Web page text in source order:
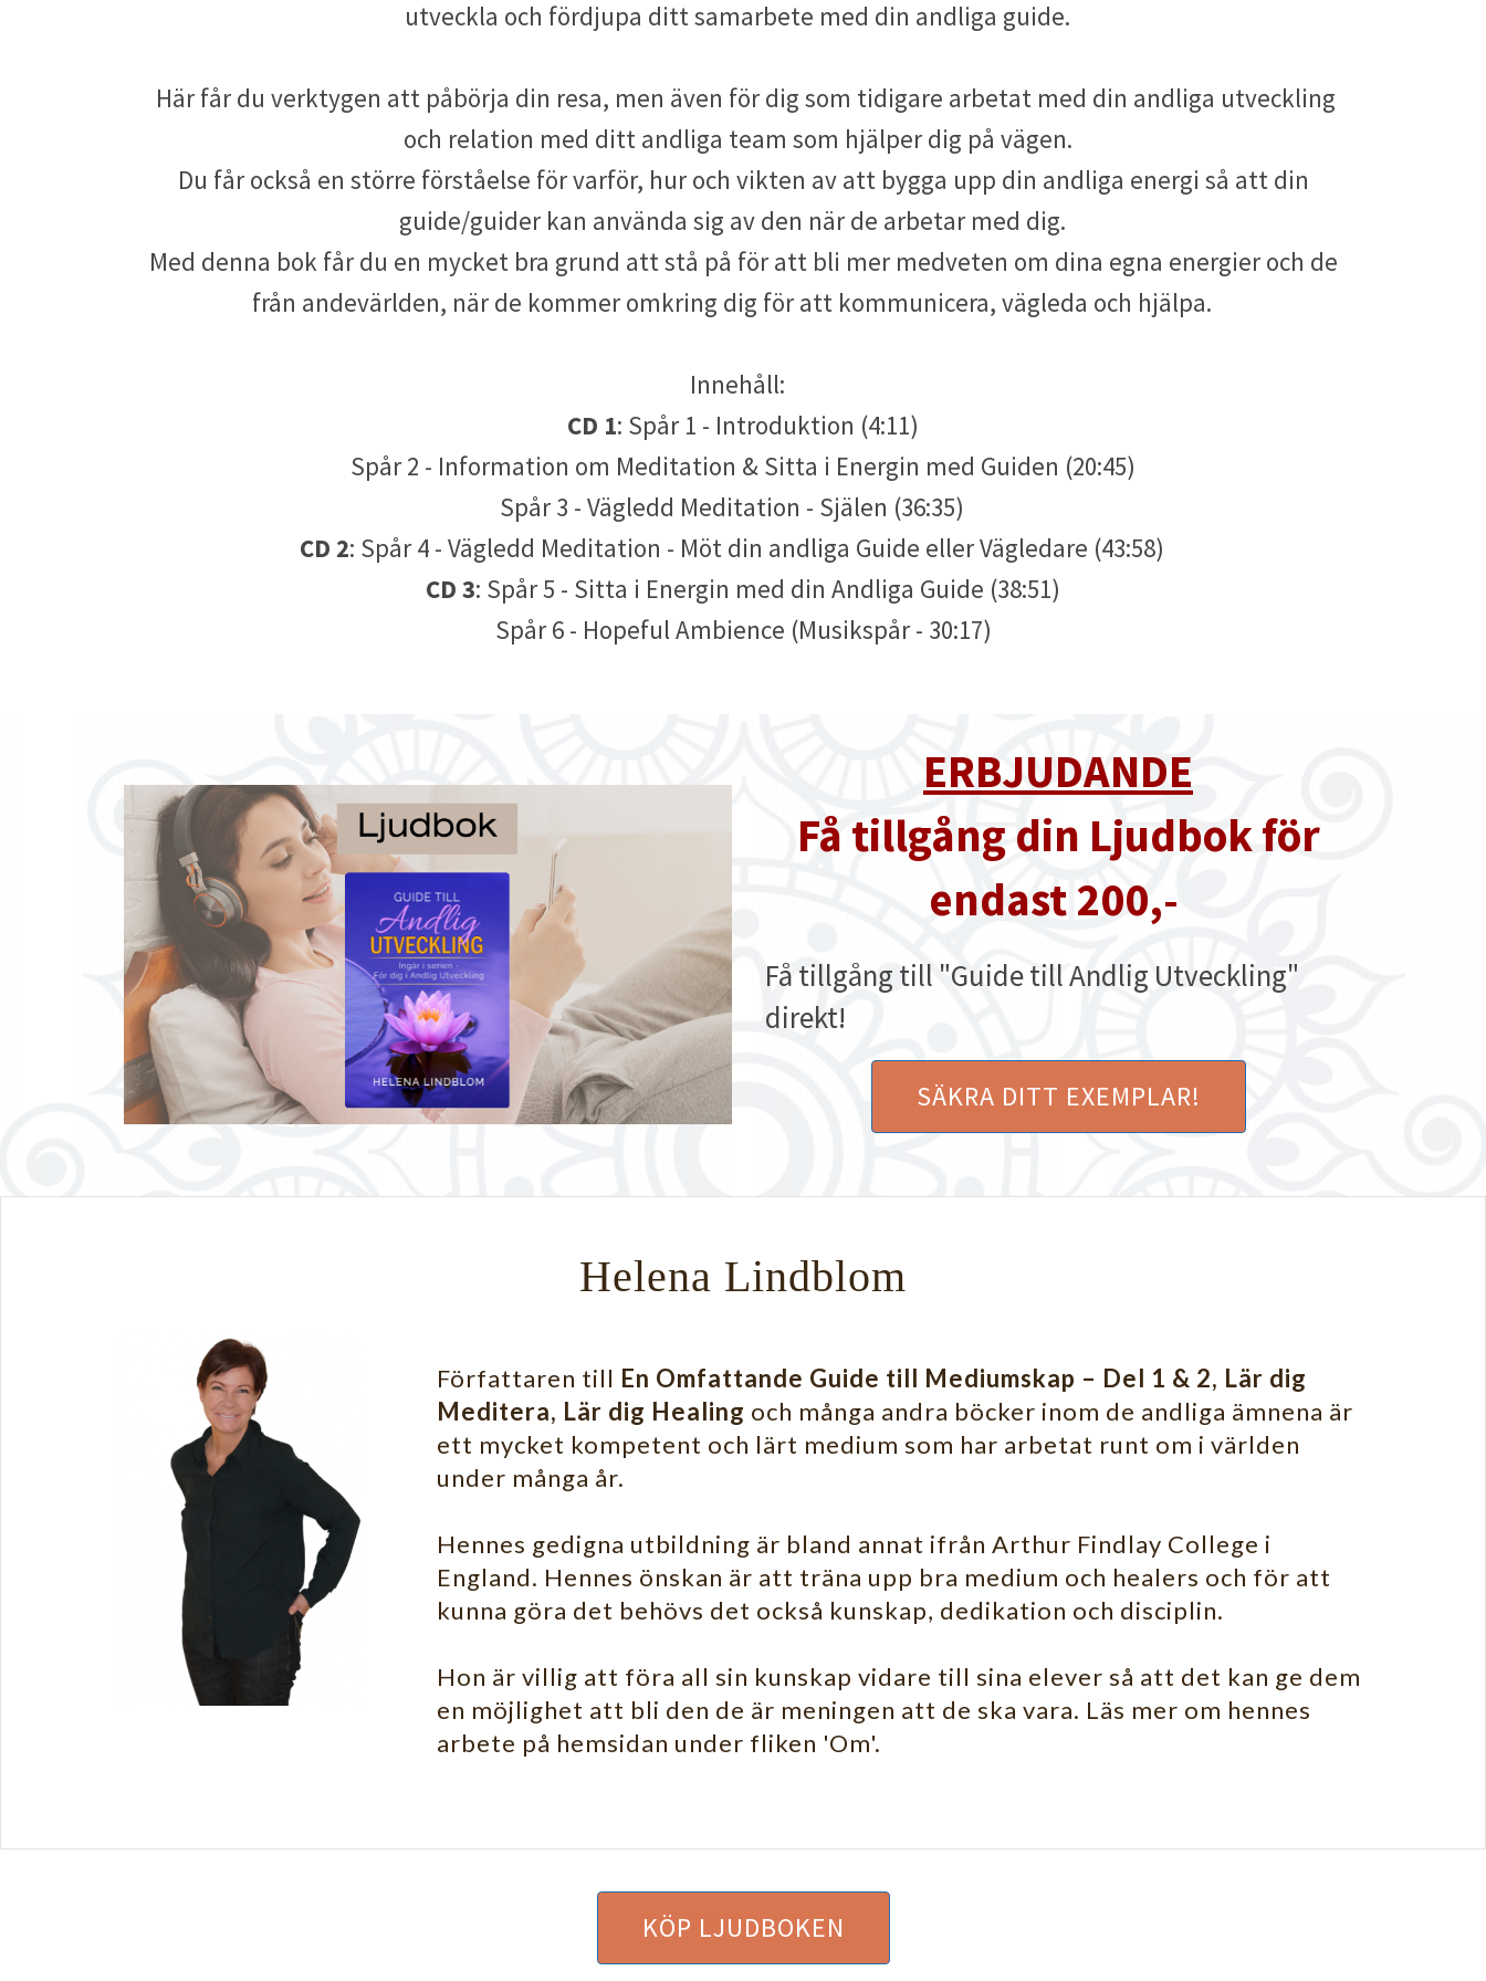
utveckla och fördjupa ditt samarbete med din andliga guide.
Här får du verktygen att påbörja din resa, men även för dig som tidigare arbetat med din andliga utveckling
och relation med ditt andliga team som hjälper dig på vägen.
Du får också en större förståelse för varför, hur och vikten av att bygga upp din andliga energi så att din
guide/guider kan använda sig av den när de arbetar med dig.
Med denna bok får du en mycket bra grund att stå på för att bli mer medveten om dina egna energier och de
från andevärlden, när de kommer omkring dig för att kommunicera, vägleda och hjälpa.
Innehåll:
CD 1: Spår 1 - Introduktion (4:11)
Spår 2 - Information om Meditation & Sitta i Energin med Guiden (20:45)
Spår 3 - Vägledd Meditation - Själen (36:35)
CD 2: Spår 4 - Vägledd Meditation - Möt din andliga Guide eller Vägledare (43:58)
CD 3: Spår 5 - Sitta i Energin med din Andliga Guide (38:51)
Spår 6 - Hopeful Ambience (Musikspår - 30:17)
ERBJUDANDE
Få tillgång din Ljudbok för
endast 200,-
Få tillgång till "Guide till Andlig Utveckling"
direkt!
SÄKRA DITT EXEMPLAR!
Helena Lindblom
Författaren till En Omfattande Guide till Mediumskap – Del 1 & 2, Lär dig
Meditera, Lär dig Healing och många andra böcker inom de andliga ämnena är
ett mycket kompetent och lärt medium som har arbetat runt om i världen
under många år.
Hennes gedigna utbildning är bland annat ifrån Arthur Findlay College i
England. Hennes önskan är att träna upp bra medium och healers och för att
kunna göra det behövs det också kunskap, dedikation och disciplin.
Hon är villig att föra all sin kunskap vidare till sina elever så att det kan ge dem
en möjlighet att bli den de är meningen att de ska vara. Läs mer om hennes
arbete på hemsidan under fliken 'Om'.
KÖP LJUDBOKEN